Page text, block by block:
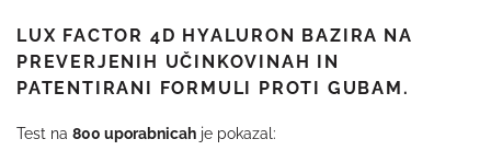
LUX FACTOR 4D HYALURON BAZIRA NA
PREVERJENIH UČINKOVINAH IN
PATENTIRANI FORMULI PROTI GUBAM.
Test na 800 uporabnicah je pokazal: